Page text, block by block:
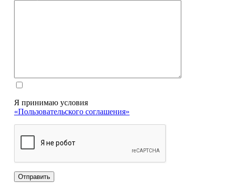
Я принимаю условия
«Пользовательского соглашения»